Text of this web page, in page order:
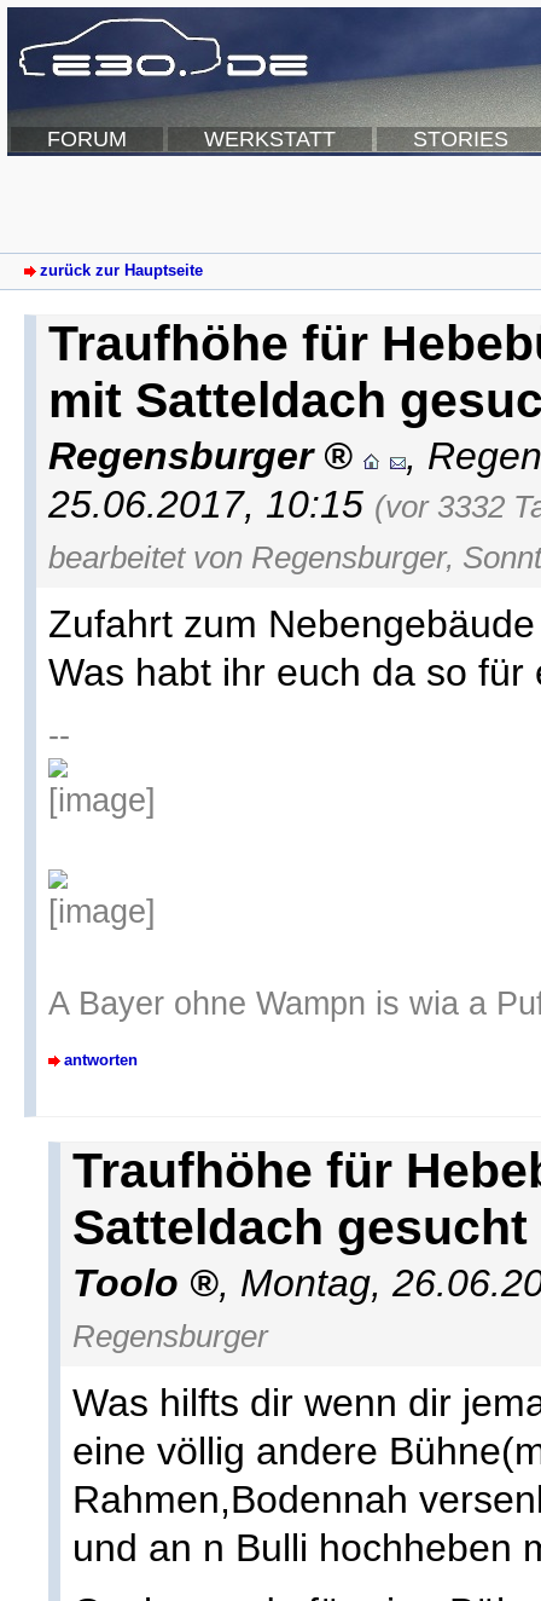
FORUM WERKSTATT STORIES
zurück zur Hauptseite
Traufhöhe für
mit Satteldach
Regensburger ,
25.06.2017, 10:15 (vor 3332
bearbeitet von Regensburger,
Zufahrt zum
Was habt ihr euch da so für
--
A Bayer ohne Wampn is wia a
antworten
Traufhöhe für
Satteldach gesucht
Toolo , Montag,
Regensburger
Was hilfts dir wenn dir
eine völlig andere
Rahmen,Bodennah
und an n Bulli hochheben